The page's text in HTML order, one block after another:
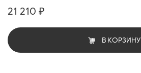
21 210 ₽
В КОРЗИНУ